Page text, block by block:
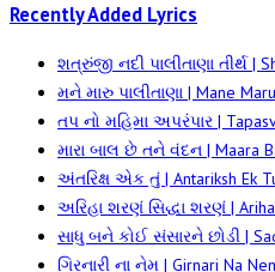
Recently Added Lyrics
શત્રુંજી નદી પાલીતાણા તીર્થ |
મને મારુ પાલીતાણા | Mane
તપ નો મહિમા અપરંપાર |
મારા બાલ છે તને વંદન | Maara
અંતરિક્ષ એક તું | Antariksh Ek
અરિહા શરણં સિદ્ધા શરણં | Ariha
સાધુ બને કોઈ સંસારને છોડી |
ગિરનારી ના નેમ | Girnari Na